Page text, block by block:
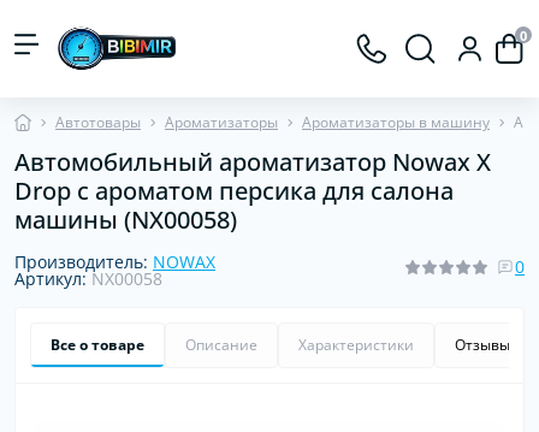
0
Автотовары Ароматизаторы Ароматизаторы в машину
Автомобильный ароматизатор Nowax X
Drop с ароматом персика для салона
машины (NX00058)
Производитель: NOWAX
Артикул: NX00058
0
Все о товаре Описание Характеристики Отзывы